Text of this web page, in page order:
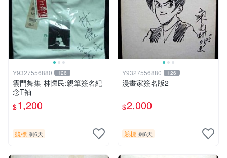
Y9327556880 126
雲門舞集-林懷民:親筆簽名紀
念T袖
$1,200
競標 剩6天
Y9327556880 126
漫畫家簽名版2
$2,000
競標 剩6天